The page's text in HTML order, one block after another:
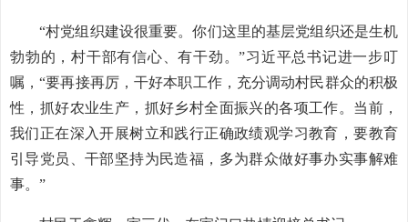
“村党组织建设很重要。你们这里的基层党组织还是生机
勃勃的，村干部有信心、有干劲。”习近平总书记进一步叮
嘱，“要再接再厉，干好本职工作，充分调动村民群众的积极
性，抓好农业生产，抓好乡村全面振兴的各项工作。当前，
我们正在深入开展树立和践行正确政绩观学习教育，要教育
引导党员、干部坚持为民造福，多为群众做好事办实事解难
事。”